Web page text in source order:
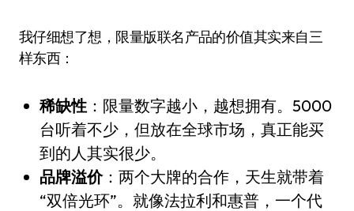
我仔细想了想，限量版联名产品的价值其实来自三
样东西：
稀缺性：限量数字越小，越想拥有。5000
台听着不少，但放在全球市场，真正能买
到的人其实很少。
品牌溢价：两个大牌的合作，天生就带着
“双倍光环”。就像法拉利和惠普，一个代